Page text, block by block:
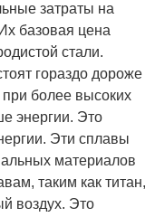
затраты на
базовая цена
стали.
гораздо дороже
более высоких
энергии. Это
Эти сплавы
материалов
таким как титан,
воздух. Это